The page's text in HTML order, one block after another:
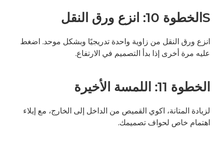
Sالخطوة 10: انزع ورق النقل
انزع ورق النقل من زاوية واحدة تدريجيًا وبشكل موحد. اضغط
عليه مرة أخرى إذا بدأ التصميم في الارتفاع.
الخطوة 11: اللمسة الأخيرة
لزيادة المتانة، اكوي القميص من الداخل إلى الخارج، مع إيلاء
اهتمام خاص لحواف تصميمك.